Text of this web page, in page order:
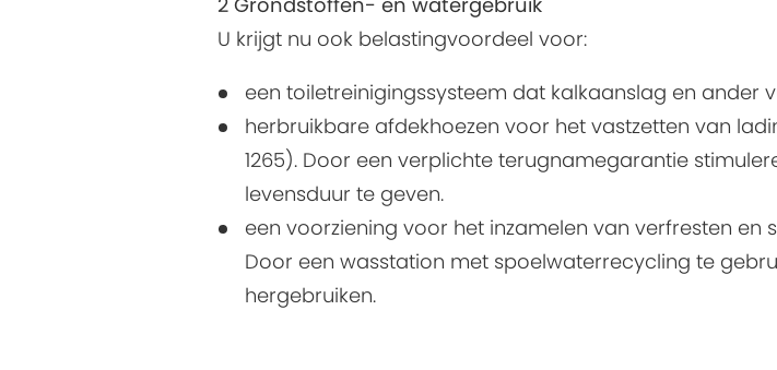
U krijgt nu ook belastingvoordeel voor:
een toiletreinigingssysteem dat kalkaanslag en ander
herbruikbare afdekhoezen voor het vastzetten van
1265). Door een verplichte terugnamegarantie
levensduur te geven.
een voorziening voor het inzamelen van verfresten en
Door een wasstation met spoelwaterrecycling te
hergebruiken.